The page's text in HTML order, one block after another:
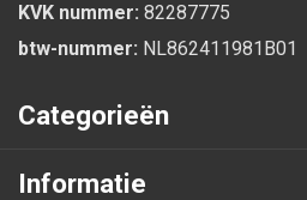
KVK nummer: 82287775
btw-nummer: NL862411981B01
Categorieën
Informatie